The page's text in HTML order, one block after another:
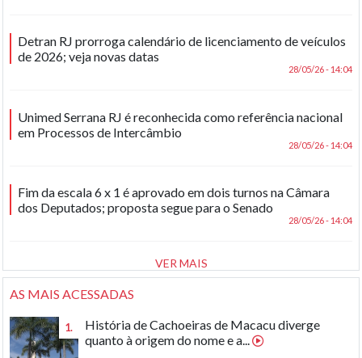
Detran RJ prorroga calendário de licenciamento de veículos
de 2026; veja novas datas
28/05/26 - 14:04
Unimed Serrana RJ é reconhecida como referência nacional
em Processos de Intercâmbio
28/05/26 - 14:04
Fim da escala 6 x 1 é aprovado em dois turnos na Câmara
dos Deputados; proposta segue para o Senado
28/05/26 - 14:04
VER MAIS
AS MAIS ACESSADAS
1.
História de Cachoeiras de Macacu diverge
quanto à origem do nome e a...